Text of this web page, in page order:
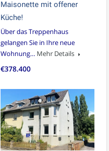
Maisonette mit offener
Küche!
Über das Treppenhaus
gelangen Sie in Ihre neue
Wohnung… Mehr Details
€378.400